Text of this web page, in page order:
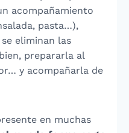
acompañamiento
pasta…),
eliminan las
prepararla al
y acompañarla de
en muchas